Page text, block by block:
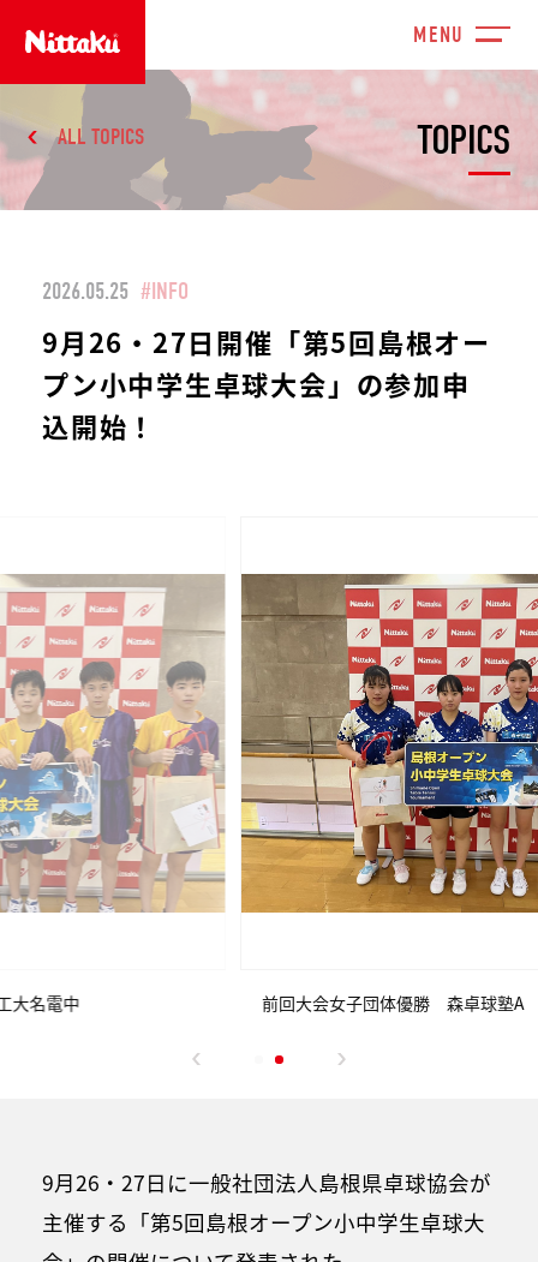
TOPICS
ALL TOPICS
2026.05.25 #INFO
9月26・27日開催「第5回島根オー
プン小中学生卓球大会」の参加申
込開始！
前回大会女子団体優勝 森卓球塾A
9月26・27日に一般社団法人島根県卓球協会が
主催する「第5回島根オープン小中学生卓球大